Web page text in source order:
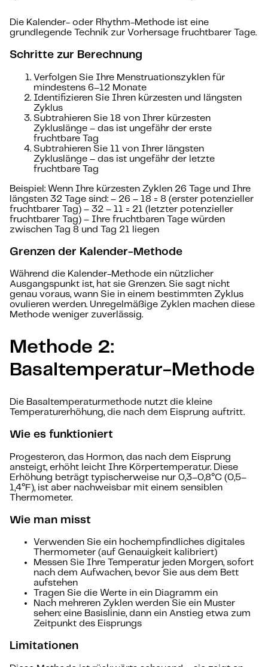
Die Kalender- oder Rhythm-Methode ist eine
grundlegende Technik zur Vorhersage fruchtbarer Tage.
Schritte zur Berechnung
Verfolgen Sie Ihre Menstruationszyklen für
mindestens 6–12 Monate
Identifizieren Sie Ihren kürzesten und längsten
Zyklus
Subtrahieren Sie 18 von Ihrer kürzesten
Zykluslänge – das ist ungefähr der erste
fruchtbare Tag
Subtrahieren Sie 11 von Ihrer längsten
Zykluslänge – das ist ungefähr der letzte
fruchtbare Tag
Beispiel: Wenn Ihre kürzesten Zyklen 26 Tage und Ihre
längsten 32 Tage sind: – 26 – 18 = 8 (erster potenzieller
fruchtbarer Tag) – 32 – 11 = 21 (letzter potenzieller
fruchtbarer Tag) – Ihre fruchtbaren Tage würden
zwischen Tag 8 und Tag 21 liegen
Grenzen der Kalender-Methode
Während die Kalender-Methode ein nützlicher
Ausgangspunkt ist, hat sie Grenzen. Sie sagt nicht
genau voraus, wann Sie in einem bestimmten Zyklus
ovulieren werden. Unregelmäßige Zyklen machen diese
Methode weniger zuverlässig.
Methode 2:
Basaltemperatur-Methode
Die Basaltemperaturmethode nutzt die kleine
Temperaturerhöhung, die nach dem Eisprung auftritt.
Wie es funktioniert
Progesteron, das Hormon, das nach dem Eisprung
ansteigt, erhöht leicht Ihre Körpertemperatur. Diese
Erhöhung beträgt typischerweise nur 0,3–0,8°C (0,5–
1,4°F), ist aber nachweisbar mit einem sensiblen
Thermometer.
Wie man misst
Verwenden Sie ein hochempfindliches digitales
Thermometer (auf Genauigkeit kalibriert)
Messen Sie Ihre Temperatur jeden Morgen, sofort
nach dem Aufwachen, bevor Sie aus dem Bett
aufstehen
Tragen Sie die Werte in ein Diagramm ein
Nach mehreren Zyklen werden Sie ein Muster
sehen: eine Basislinie, dann ein Anstieg etwa zum
Zeitpunkt des Eisprungs
Limitationen